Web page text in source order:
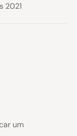
2021
um